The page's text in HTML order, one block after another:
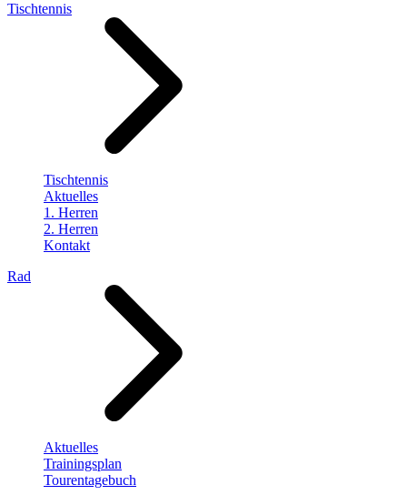
Tischtennis
Tischtennis
Aktuelles
1. Herren
2. Herren
Kontakt
Rad
Aktuelles
Trainingsplan
Tourentagebuch